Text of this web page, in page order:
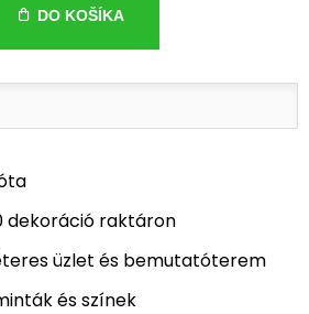
DO KOŠÍKA
dekoráció raktáron
üzlet és bemutatóterem
és színek